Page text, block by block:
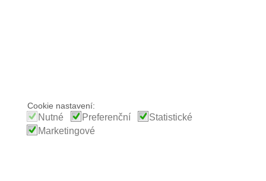
Cookie nastavení:
Nutné Preferenční
Statistické
Marketingové